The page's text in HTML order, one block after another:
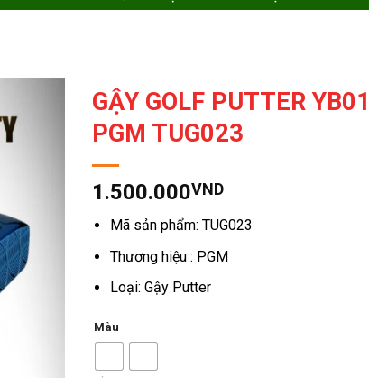
GẬY GOLF PUTTER
PGM TUG023
1.500.000VND
Mã sản phẩm: TUG023
Thương hiệu : PGM
Loại: Gậy Putter
Màu